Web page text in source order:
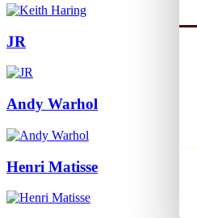
JR
Andy Warhol
Henri Matisse